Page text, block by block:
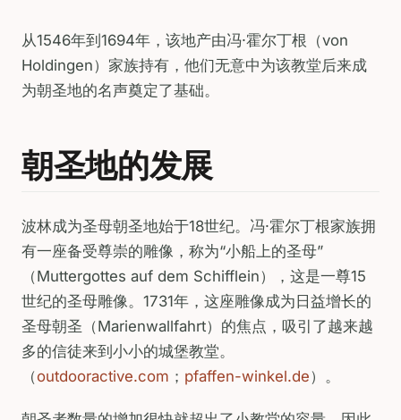
从1546年到1694年，该地产由冯·霍尔丁根（von
Holdingen）家族持有，他们无意中为该教堂后来成
为朝圣地的名声奠定了基础。
朝圣地的发展
波林成为圣母朝圣地始于18世纪。冯·霍尔丁根家族拥
有一座备受尊崇的雕像，称为“小船上的圣母”
（Muttergottes auf dem Schifflein），这是一尊15
世纪的圣母雕像。1731年，这座雕像成为日益增长的
圣母朝圣（Marienwallfahrt）的焦点，吸引了越来越
多的信徒来到小小的城堡教堂。
（outdooractive.com ； pfaffen-winkel.de）。